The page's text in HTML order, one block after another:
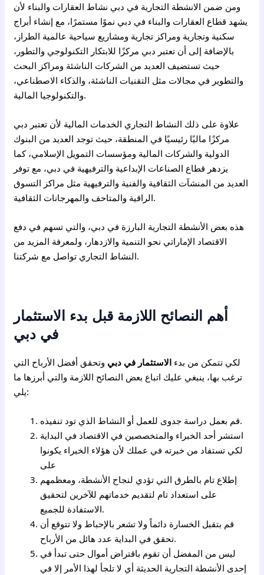
ومن ضمن الانشطة التجارية في دبي نشاط العقارات والبناء لأن
يشهد قطاع العقارات والبناء في دبي نموًا مستمرًا، مع إنشاء أبراج
سكنية وتجارية ومراكز تجارية ومشاريع سياحية عالمية الطراز،
بالإضافة إلى أن تعتبر دبي مركزًا للابتكار التكنولوجي والتطور،
حيث تستضيف العديد من الشركات الناشئة ومراكز البحث
والتطوير في مجالات مثل التقنيات الناشئة، والذكاء الاصطناعي،
والتكنولوجيا المالية.
علاوة على ذلك النشاط التجاري الخدمات المالية لأن تعتبر دبي
مركزًا ماليًا رئيسيًا في المنطقة، حيث توجد العديد من البنوك
الدولية والشركات المالية ومؤسسات التمويل الإسلامي، كما
يزدهر قطاع الصناعات الإبداعية والترفيهية في دبي، مع توفر
العديد من المنشآت الثقافية والفنية والترفيهية مثل مراكز التسوق
الراقية والمتاحف والمهرجانات الثقافية.
هذه بعض الأنشطة التجارية البارزة في دبي، والتي تسهم في دفع
الاقتصاد الإماراتي نحو التنمية والازدهار، ولمعرفة المزيد من
النشاط التجاري تواصل مع شركتنا.
أهم النصائح اللازمة قبل بدء الاستثمار
في دبي
لكي تتمكن من بدء الاستثمار في دبي وتحقق أفضل الأرباح التي
ترغب بها، ينبغي عليك اتباع بعض النصائح اللازمة والتي أبرزها ما
يلي:
قم بعمل دراسة جدوى للعمل أو النشاط الذي تود تنفيذه.
استشر أحد الخبراء والمتخصصين في الاقتصاد في البداية
لكي تستفاد من خبرته في عملك لأن هؤلاء الخبراء يكونوا
على
إطلاع تام بالطرق التي تؤدي لنجاح الأنشطة، ومعظمهم
على استعداد تام لتقديم خدماتهم للآخرين لتحقيق
الاستفادة للجميع.
قم بتقبل الخسارة دائماً ولا تشعر بالإحباط ولا تتوقع أن
تحقق في البداية عدد هائل من الأرباح.
ليس من المفضل أن تقوم باقتراض أموال حتى تبدأ في
إحدى الأنشطة التجارية الحديثة أي لا تلجأ لهذا الأمر إلا في